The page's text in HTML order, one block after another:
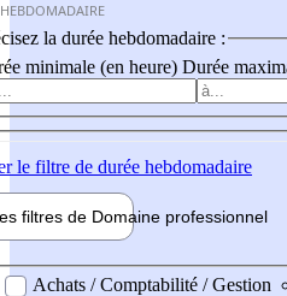
la durée hebdomadaire :
minimale (en heure) Durée
le filtre de durée hebdomadaire
filtres de Domaine professionnel
professionel
Achats / Comptabilité / Gestion